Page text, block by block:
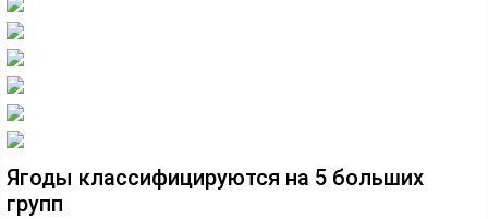
Ягоды классифицируются на 5 больших
групп